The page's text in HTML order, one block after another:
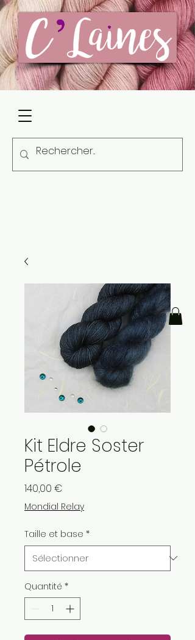
Kit Eldre Soster
Pétrole
140,00 €
Mondial Relay
Taille et base *
Quantité *